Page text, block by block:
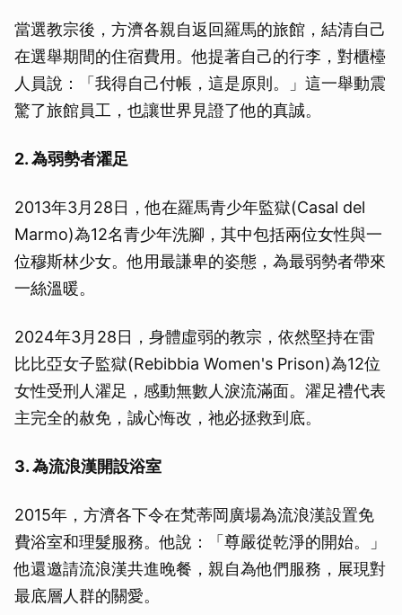
當選教宗後，方濟各親自返回羅馬的旅館，結清自己
在選舉期間的住宿費用。他提著自己的行李，對櫃檯
人員說：「我得自己付帳，這是原則。」這一舉動震
驚了旅館員工，也讓世界見證了他的真誠。
2. 為弱勢者濯足
2013年3月28日，他在羅馬青少年監獄(Casal del
Marmo)為12名青少年洗腳，其中包括兩位女性與一
位穆斯林少女。他用最謙卑的姿態，為最弱勢者帶來
一絲溫暖。
2024年3月28日，身體虛弱的教宗，依然堅持在雷
比比亞女子監獄(Rebibbia Women's Prison)為12位
女性受刑人濯足，感動無數人淚流滿面。濯足禮代表
主完全的赦免，誠心悔改，祂必拯救到底。
3. 為流浪漢開設浴室
2015年，方濟各下令在梵蒂岡廣場為流浪漢設置免
費浴室和理髮服務。他說：「尊嚴從乾淨的開始。」
他還邀請流浪漢共進晚餐，親自為他們服務，展現對
最底層人群的關愛。